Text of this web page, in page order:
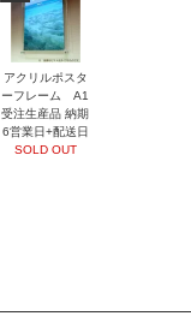
アクリルポスタ
ーフレーム A1
受注生産品 納期
6営業日+配送日
SOLD OUT